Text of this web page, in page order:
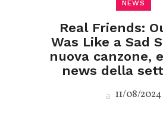
NEWS
Real Friends:
Was Like a Sad
nuova canzone,
news della
11/08/2024